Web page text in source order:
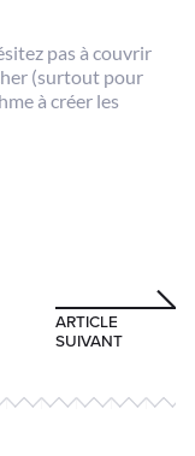
pas à couvrir
(surtout pour
à créer les
ARTICLE
SUIVANT